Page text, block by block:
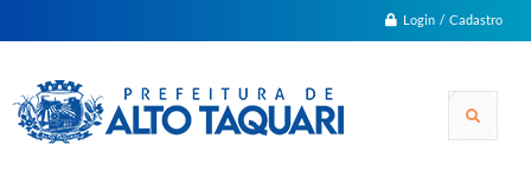
Login / Cadastro